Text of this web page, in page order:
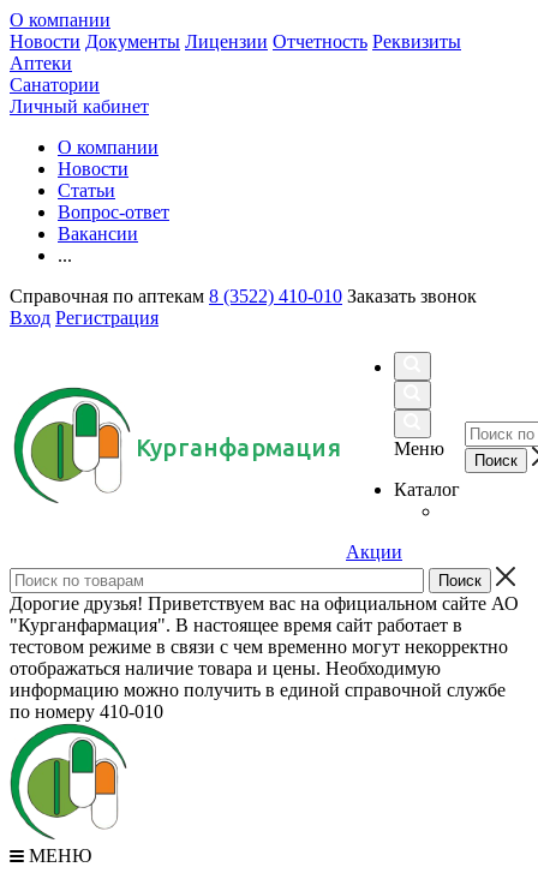
О компании
Новости Документы Лицензии Отчетность Реквизиты
Аптеки
Санатории
Личный кабинет
О компании
Новости
Статьи
Вопрос-ответ
Вакансии
...
Справочная по аптекам 8 (3522) 410-010 Заказать звонок
Вход Регистрация
Курганфармация
Меню
Каталог
Акции
Дорогие друзья! Приветствуем вас на официальном сайте АО
"Курганфармация". В настоящее время сайт работает в
тестовом режиме в связи с чем временно могут некорректно
отображаться наличие товара и цены. Необходимую
информацию можно получить в единой справочной службе
по номеру 410-010
МЕНЮ